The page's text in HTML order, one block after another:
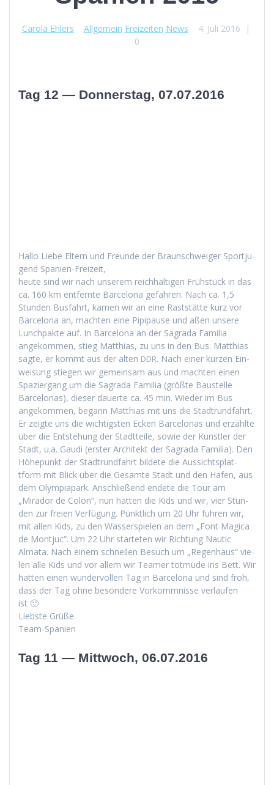
Carola Ehlers Allgemein Freizeiten News 4. Juli 2016 |
0
Tag 12 — Donnerstag, 07.07.2016
Hal­lo Liebe Eltern und Fre­unde der Braun­schweiger Sportju­
gend Spanien-Freizeit,
heute sind wir nach unserem reich­halti­gen Früh­stück in das
ca. 160 km ent­fer­nte Barcelona gefahren. Nach ca. 1,5
Stun­den Bus­fahrt, kamen wir an eine Rast­stätte kurz vor
Barcelona an, macht­en eine Pip­i­pause und aßen unsere
Lunch­pak­te auf. In Barcelona an der Sagra­da Famil­ia
angekom­men, stieg Matthias, zu uns in den Bus. Matthias
sagte, er kommt aus der alten DDR. Nach ein­er kurzen Ein­
weisung stiegen wir gemein­sam aus und macht­en einen
Spazier­gang um die Sagra­da Famil­ia (größte Baustelle
Barcelonas), dieser dauerte ca. 45 min. Wieder im Bus
angekom­men, begann Matthias mit uns die Stadtrund­fahrt.
Er zeigte uns die wichtig­sten Eck­en Barcelonas und erzählte
über die Entste­hung der Stadt­teile, sowie der Kün­stler der
Stadt, u.a. Gau­di (erster Architekt der Sagra­da Famil­ia). Den
Höhep­unkt der Stadtrund­fahrt bildete die Aus­sicht­splat­
tform mit Blick über die Gesamte Stadt und den Hafen, aus
dem Olympia­park. Anschließend endete die Tour am
„Mirador de Colon“, nun hat­ten die Kids und wir, vier Stun­
den zur freien Ver­fü­gung. Pünk­tlich um 20 Uhr fuhren wir,
mit allen Kids, zu den Wasser­spie­len an dem „Font Mag­i­ca
de Mon­tjuc“. Um 22 Uhr starteten wir Rich­tung Nau­tic
Alma­ta. Nach einem schnellen Besuch um „Regen­haus“ vie­
len alle Kids und vor allem wir Team­er tot­müde ins Bett. Wir
hat­ten einen wun­der­vollen Tag in Barcelona und sind froh,
dass der Tag ohne beson­dere Vorkomm­nisse ver­laufen
ist 🙂
Lieb­ste Grüße
Team-Spanien
Tag 11 — Mittwoch, 06.07.2016